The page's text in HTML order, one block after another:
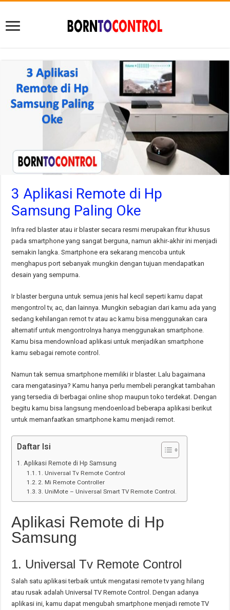
3 Aplikasi Remote di Hp
Samsung Paling Oke
Infra red blaster atau ir blaster secara resmi merupakan fitur khusus
pada smartphone yang sangat berguna, namun akhir-akhir ini menjadi
semakin langka. Smartphone era sekarang mencoba untuk
menghapus port sebanyak mungkin dengan tujuan mendapatkan
desain yang sempurna.
Ir blaster berguna untuk semua jenis hal kecil seperti kamu dapat
mengontrol tv, ac, dan lainnya. Mungkin sebagian dari kamu ada yang
sedang kehilangan remot tv atau ac kamu bisa menggunakan cara
alternatif untuk mengontrolnya hanya menggunakan smartphone.
Kamu bisa mendownload aplikasi untuk menjadikan smartphone
kamu sebagai remote control.
Namun tak semua smartphone memiliki ir blaster. Lalu bagaimana
cara mengatasinya? Kamu hanya perlu membeli perangkat tambahan
yang tersedia di berbagai online shop maupun toko terdekat. Dengan
begitu kamu bisa langsung mendoenload beberapa aplikasi berikut
untuk memanfaatkan smartphone kamu menjadi remot.
Daftar Isi
Aplikasi Remote di Hp Samsung
1. Universal Tv Remote Control
2. Mi Remote Controller
3. UniMote – Universal Smart TV Remote Control.
Aplikasi Remote di Hp
Samsung
1. Universal Tv Remote Control
Salah satu aplikasi terbaik untuk mengatasi remote tv yang hilang
atau rusak adalah Universal TV Remote Control. Dengan adanya
aplikasi ini, kamu dapat mengubah smartphone menjadi remote TV